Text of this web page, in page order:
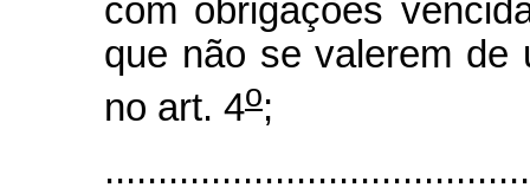
com obrigações
que não se valerem de
no art. 4o;